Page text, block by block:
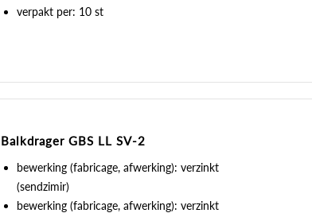
verpakt per: 10 st
Balkdrager GBS LL SV-2
bewerking (fabricage, afwerking): verzinkt
(sendzimir)
bewerking (fabricage, afwerking): verzinkt